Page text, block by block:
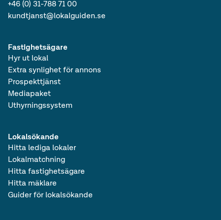
+46 (0) 31-788 71 00
kundtjanst@lokalguiden.se
Lokalsökande
Hitta lediga lokaler
Lokalmatchning
Hitta fastighetsägare
Hitta mäklare
Guider för lokalsökande
Fastighetsägare
Hyr ut lokal
Extra synlighet för annons
Prospekttjänst
Mediapaket
Uthyrningssystem